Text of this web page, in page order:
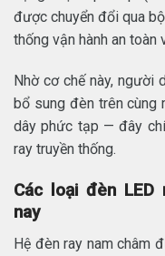
được chuyển đổi qua
thống vận hành an toàn
Nhờ cơ chế này, người
bổ sung đèn trên cùng
dây phức tạp — đây
ray truyền thống.
Các loại đèn LED
nay
Hệ đèn ray nam châm